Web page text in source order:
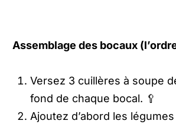
Assemblage des bocaux
Versez 3 cuillères à soupe
fond de chaque bocal. 🥄
Ajoutez d’abord les